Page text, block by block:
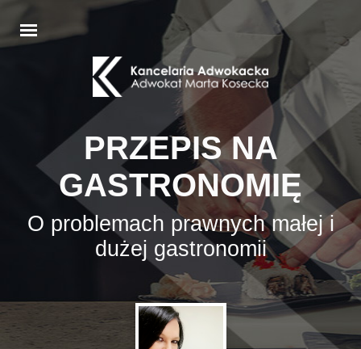
PRZEPIS NA
GASTRONOMIĘ
O problemach prawnych małej i
dużej gastronomii